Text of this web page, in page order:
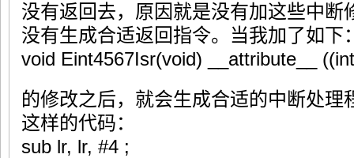
没有返回去，原因就是没有加这些中断
没有生成合适返回指令。当我加了如下
void Eint4567Isr(void) __attribute__
的修改之后，就会生成合适的中断处理
这样的代码：
sub lr, lr, #4 ;